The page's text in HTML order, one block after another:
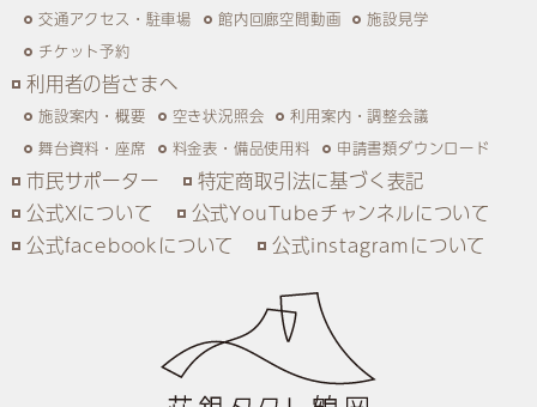
交通アクセス・駐車場
館内回廊空間動画
施設見学
チケット予約
利用者の皆さまへ
施設案内・概要 空き状況照会
利用案内・調整会議
舞台資料・座席
料金表・備品使用料 申請書類ダウンロード
市民サポーター
特定商取引法に基づく表記
公式Xについて
公式YouTubeチャンネルについて
公式facebookについて
公式instagramについて